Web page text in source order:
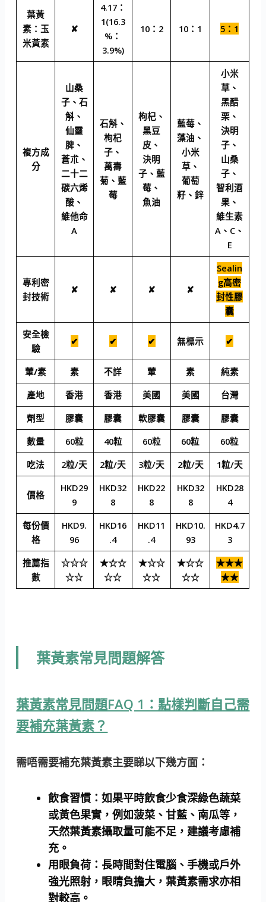
葉黃
素：玉
米黃素
✘
4.17：
1(16.3
%：
3.9%)
10：2 10：1 5：1
複方成
分
山桑
子、石
斛、
仙靈
脾、
蒼朮、
二十二
碳六烯
酸、
維他命
A
石斛、
枸杞
子、
萬壽
菊、藍
莓
枸杞、
黑豆
皮、
決明
子、藍
莓、
魚油
藍莓、
藻油、
小米
草、
葡萄
籽、鋅
小米
草、
黑醋
栗、
決明
子、
山桑
子、
智利酒
果、
維生素
A、C、
E
專利密
封技術
✘ ✘ ✘ ✘
Sealin
g高密
封性膠
囊
安全檢
驗
✔ ✔ ✔ 無標示 ✔
葷/素 素 不詳 葷 素
純素
產地
香港 香港 美國 美國
台灣
劑型
膠囊 膠囊 軟膠囊 膠囊
膠囊
數量
60粒 40粒 60粒 60粒
60粒
吃法
2粒/天 2粒/天 3粒/天 2粒/天 1粒/天
價格
HKD29
9
HKD32
8
HKD22
8
HKD32
8
HKD28
4
每份價
格
HKD9.
96
HKD16
.4
HKD11
.4
HKD10.
93
HKD4.7
3
推薦指
數
☆☆☆
☆☆
★☆☆
☆☆
★☆☆
☆☆
★☆☆
☆☆
★★★
★★
葉黃素常見問題解答
葉黃素常見問題FAQ 1：點樣判斷自己需
要補充葉黃素？
需唔需要補充葉黃素主要睇以下幾方面：
飲食習慣：如果平時飲食少食深綠色蔬菜
或黃色果實，例如菠菜、甘藍、南瓜等，
天然葉黃素攝取量可能不足，建議考慮補
充。
用眼負荷： 長時間對住電腦、手機或戶外
強光照射，眼睛負擔大，葉黃素需求亦相
對較高。